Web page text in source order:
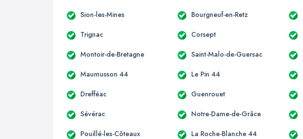
Sion-les-Mines Bourgneuf-en-Retz
Trignac Corsept
Montoir-de-Bretagne Saint-Malo-de-Guersac
Maumusson 44 Le Pin 44
Drefféac Guenrouet
Sévérac Notre-Dame-de-Grâce
Pouillé-les-Côteaux La Roche-Blanche 44